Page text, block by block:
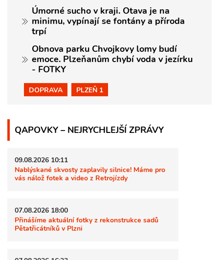
Úmorné sucho v kraji. Otava je na
minimu, vypínají se fontány a příroda
trpí
Obnova parku Chvojkovy lomy budí
emoce. Plzeňanům chybí voda v jezírku
- FOTKY
DOPRAVA PLZEŇ 1
QAPOVKY – NEJRYCHLEJŠÍ ZPRÁVY
09.08.2026 10:11
Nablýskané skvosty zaplavily silnice! Máme pro
vás nálož fotek a video z Retrojízdy
07.08.2026 18:00
Přinášíme aktuální fotky z rekonstrukce sadů
Pětatřicátníků v Plzni